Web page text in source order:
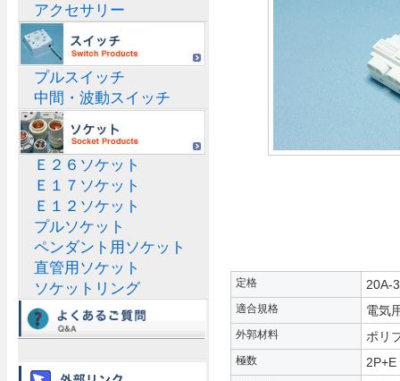
定格 20A-
適合規格 電気
外郭材料 ポリ
極数 2P+E
アクセサリー
プルスイッチ
中間・波動スイッチ
Ｅ２６ソケット
Ｅ１７ソケット
Ｅ１２ソケット
プルソケット
ペンダント用ソケット
直管用ソケット
ソケットリング